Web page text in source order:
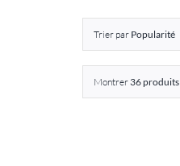
Trier par Popularité
Montrer 36 produits